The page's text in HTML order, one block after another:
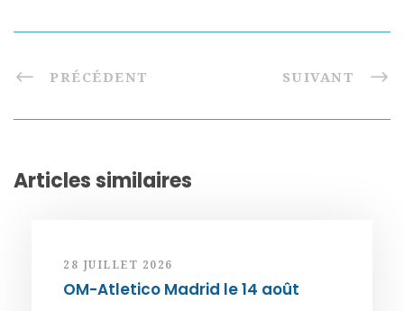
PRÉCÉDENT SUIVANT
Articles similaires
28 JUILLET 2026
OM-Atletico Madrid le 14 août